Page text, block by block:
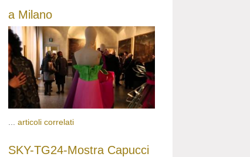
a Milano
articoli correlati
SKY-TG24-Mostra Capucci